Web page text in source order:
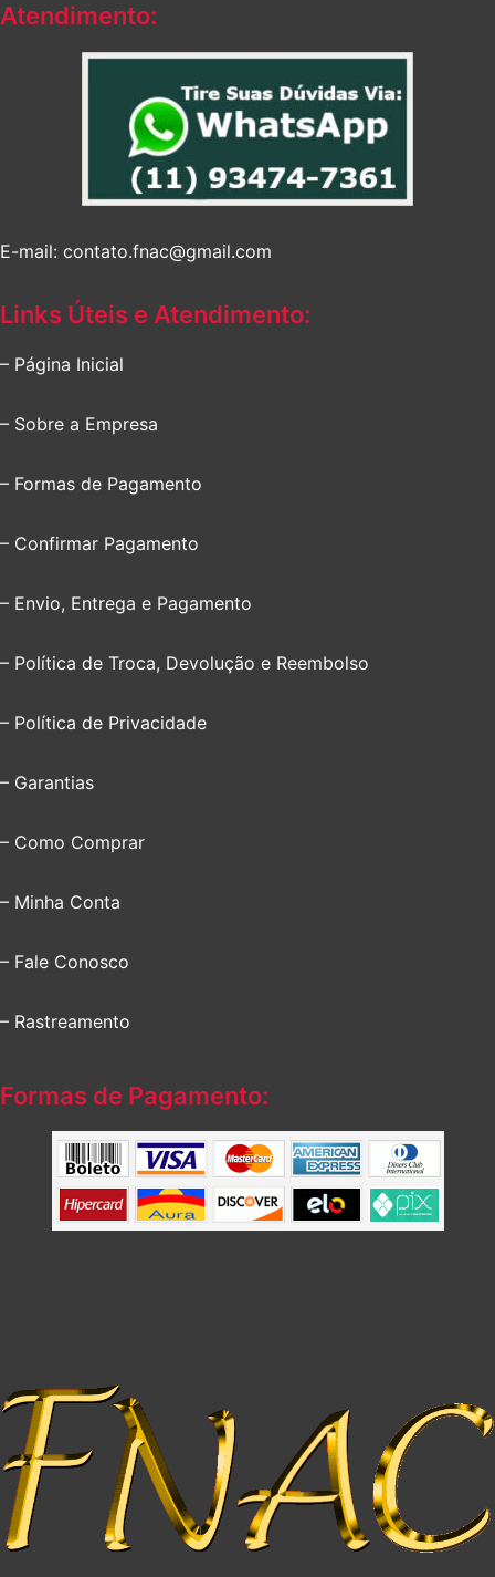
Atendimento:
E-mail: contato.fnac@gmail.com
Links Úteis e Atendimento:
– Página Inicial
– Sobre a Empresa
– Formas de Pagamento
– Confirmar Pagamento
– Envio, Entrega e Pagamento
– Política de Troca, Devolução e Reembolso
– Política de Privacidade
– Garantias
– Como Comprar
– Minha Conta
– Fale Conosco
– Rastreamento
Formas de Pagamento: